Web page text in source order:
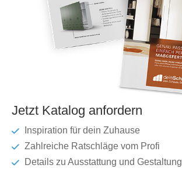
Jetzt Katalog anfordern
Inspiration für dein Zuhause
Zahlreiche Ratschläge vom Profi
Details zu Ausstattung und Gestaltung